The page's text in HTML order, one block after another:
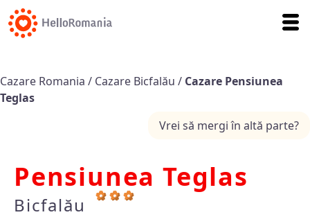
Cazare Romania / Cazare Bicfalău / Cazare Pensiunea
Teglas
Vrei să mergi în altă parte?
Pensiunea Teglas
Bicfalău